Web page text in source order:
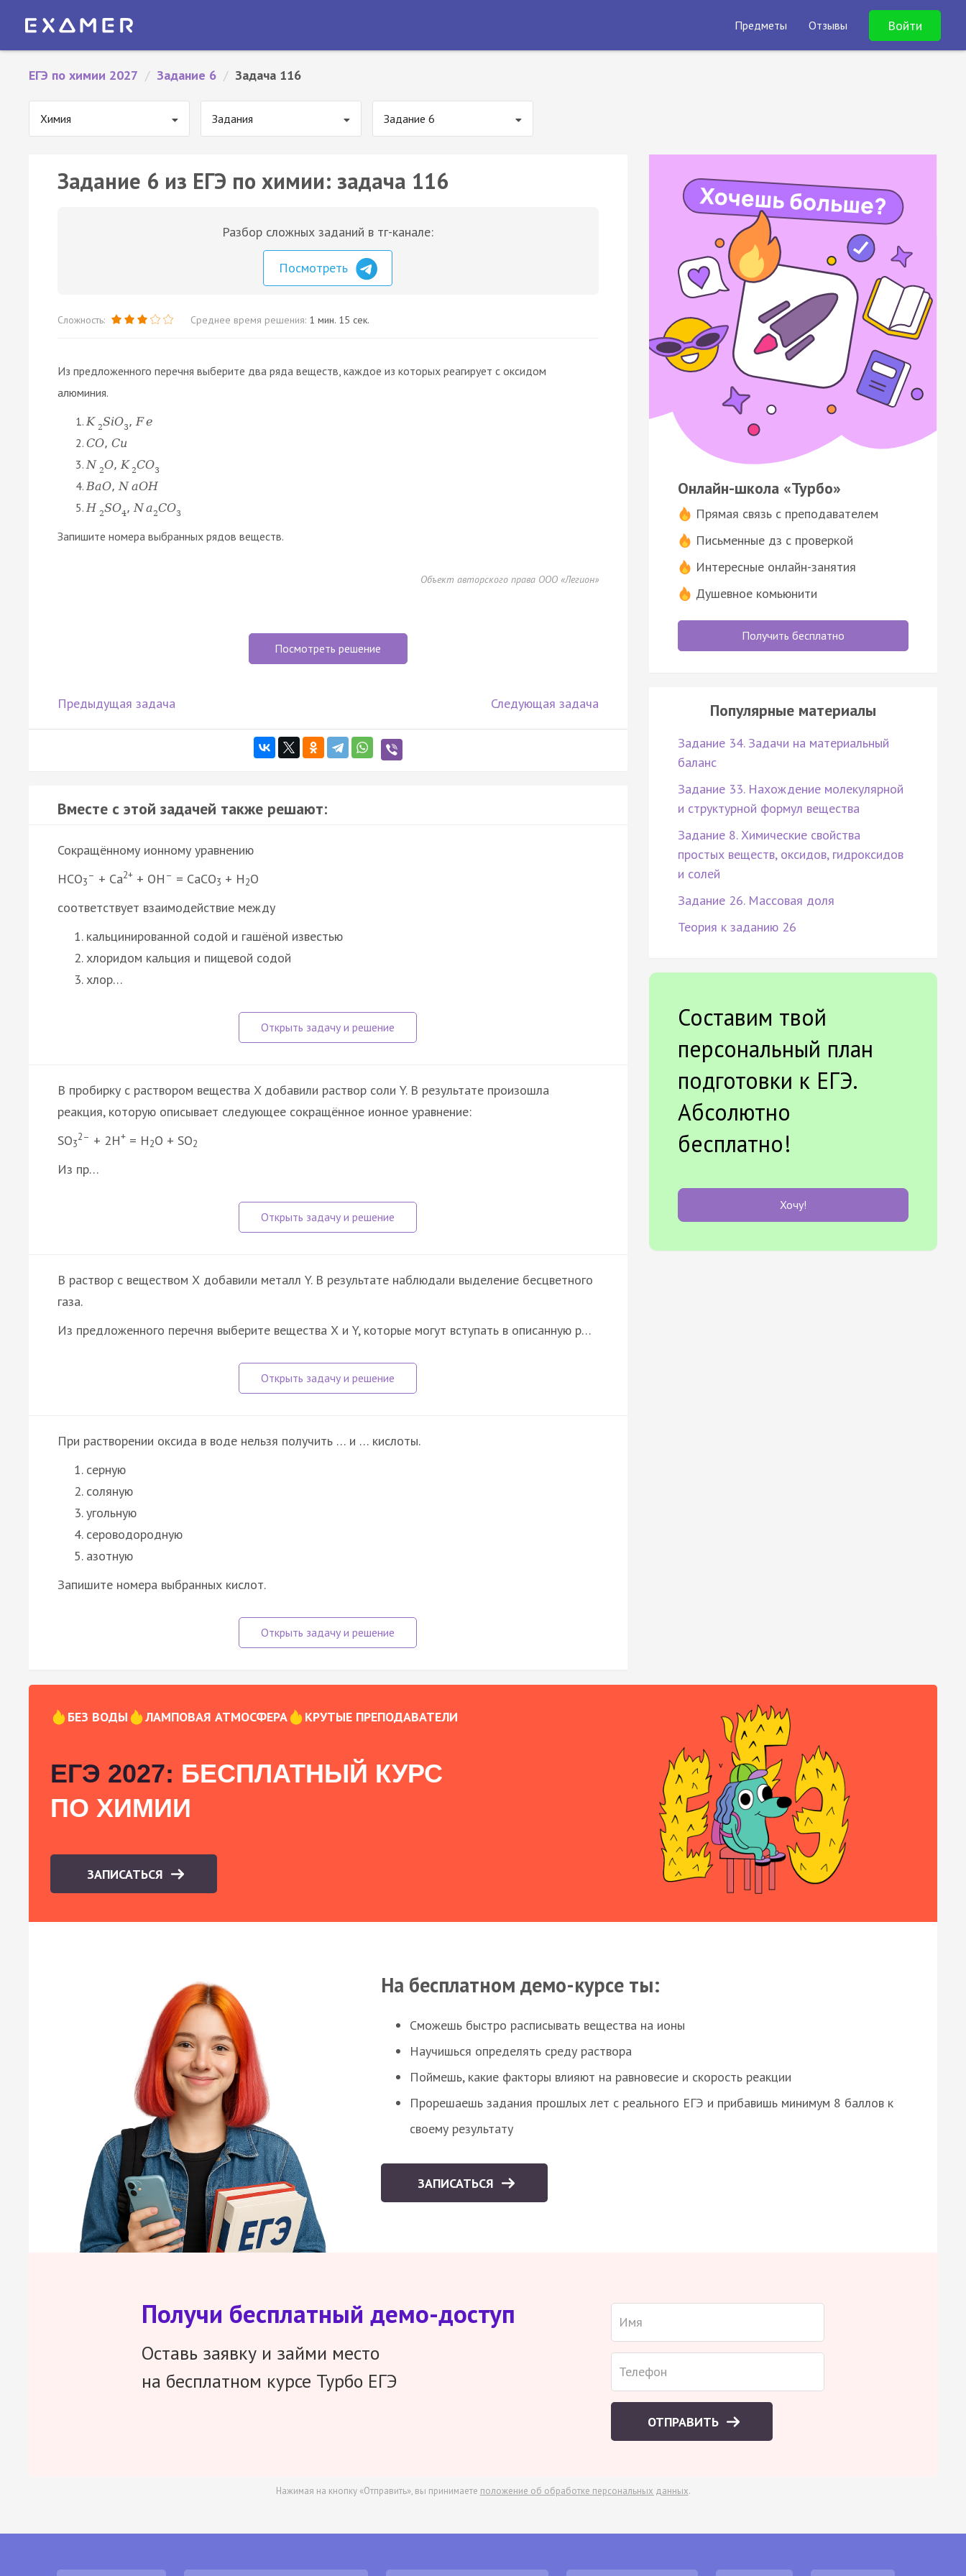
Предметы Отзывы Войти
ЕГЭ по химии 2027 / Задание 6 / Задача 116
Химия Задания Задание 6
Задание 6 из ЕГЭ по химии: задача 116
Разбор сложных заданий в тг-канале:
Посмотреть
Сложность: Среднее время решения: 1 мин. 15 сек.
Из предложенного перечня выберите два ряда веществ, каждое из которых реагирует с оксидом
алюминия.
K 2SiO3, Fe
CO, Cu
N 2O, K 2CO3
BaO, N aOH
H 2SO4, Na2CO3
Запишите номера выбранных рядов веществ.
Объект авторского права ООО «Легион»
Посмотреть решение
Предыдущая задача Следующая задача
Вместе с этой задачей также решают:
Сокращённому ионному уравнению
HCO3
– + Ca2+ + OH – = CaCO3 + H2O
соответствует взаимодействие между
кальцинированной содой и гашёной известью
хлоридом кальция и пищевой содой
хлор…
В пробирку с раствором вещества X добавили раствор соли Y. В результате произошла
реакция, которую описывает следующее сокращённое ионное уравнение:
SO3
2– + 2H+ = H2O + SO2
Из пр…
В раствор с веществом Х добавили металл Y. В результате наблюдали выделение бесцветного
газа.
Из предложенного перечня выберите вещества Х и Y, которые могут вступать в описанную р…
При растворении оксида в воде нельзя получить … и … кислоты.
серную
соляную
угольную
сероводородную
азотную
Запишите номера выбранных кислот.
Онлайн-школа «Турбо»
Прямая связь с преподавателем
Письменные дз с проверкой
Интересные онлайн-занятия
Душевное комьюнити
Получить бесплатно
Популярные материалы
Задание 34. Задачи на материальный
баланс
Задание 33. Нахождение молекулярной
и структурной формул вещества
Задание 8. Химические свойства
простых веществ, оксидов, гидроксидов
и солей
Задание 26. Массовая доля
Теория к заданию 26
Составим твой
персональный план
подготовки к ЕГЭ.
Абсолютно
бесплатно!
Хочу!
БЕЗ ВОДЫ ЛАМПОВАЯ АТМОСФЕРА КРУТЫЕ ПРЕПОДАВАТЕЛИ
ЕГЭ 2027: БЕСПЛАТНЫЙ КУРС
ПО ХИМИИ
ЗАПИСАТЬСЯ
На бесплатном демо-курсе ты:
Сможешь быстро расписывать вещества на ионы
Научишься определять среду раствора
Поймешь, какие факторы влияют на равновесие и скорость реакции
Прорешаешь задания прошлых лет с реального ЕГЭ и прибавишь минимум 8 баллов к
своему результату
ЗАПИСАТЬСЯ
Получи бесплатный демо-доступ
Оставь заявку и займи место
на бесплатном курсе Турбо ЕГЭ
ОТПРАВИТЬ
Нажимая на кнопку «Отправить», вы принимаете положение об обработке персональных данных.